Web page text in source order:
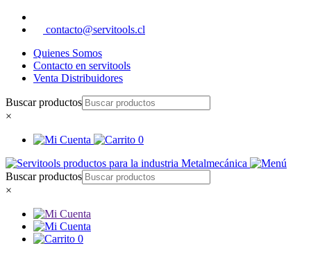
contacto@servitools.cl
Quienes Somos
Contacto en servitools
Venta Distribuidores
Buscar productos
×
0
Buscar productos
×
0